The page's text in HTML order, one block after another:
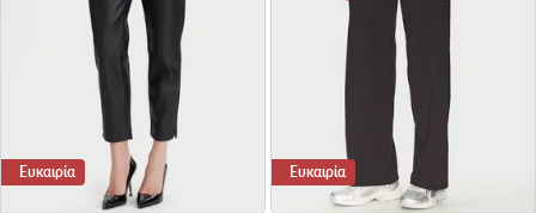
Ευκαιρία Ευκαιρία